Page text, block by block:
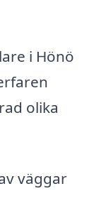
i Hönö
olika
väggar